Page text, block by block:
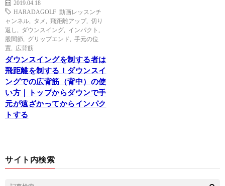
2019.04.18
HARADAGOLF 動画レッスンチ
ャンネル
タメ 飛距離アップ, 切り
返し
ダウンスイング インパクト
股関節
グリップエンド
手元の位
置
広背筋
ダウンスイングを制する者は
飛距離を制する！ダウンスイ
ングでの広背筋（背中）の使
い方｜トップからダウンで手
元が遠ざかってからインパク
トする
サイト内検索